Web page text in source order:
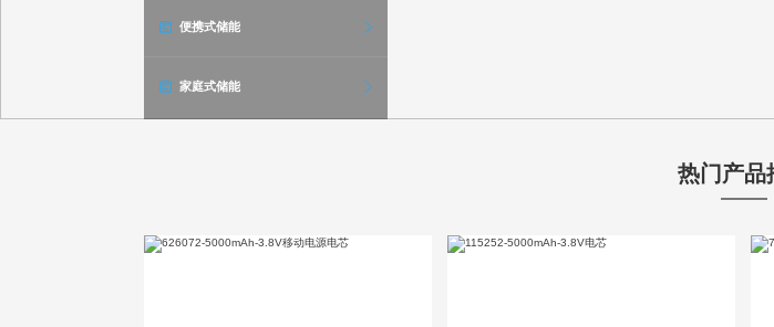
便携式储能
家庭式储能
热门产品